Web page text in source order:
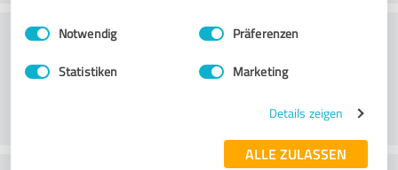
Impressum Datenschutzbestimmungen
Einwilligungsauswahl
Notwendig Präferenzen
Statistiken Marketing
Details zeigen
ALLE ZULASSEN
Kundeservice